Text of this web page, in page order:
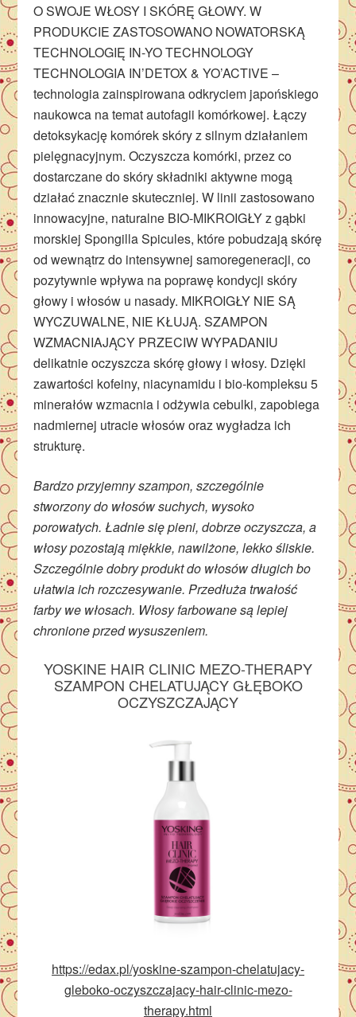
O SWOJE WŁOSY I SKÓRĘ GŁOWY. W
PRODUKCIE ZASTOSOWANO NOWATORSKĄ
TECHNOLOGIĘ IN-YO TECHNOLOGY
TECHNOLOGIA IN’DETOX & YO’ACTIVE –
technologia zainspirowana odkryciem japońskiego
naukowca na temat autofagii komórkowej. Łączy
detoksykację komórek skóry z silnym działaniem
pielęgnacyjnym. Oczyszcza komórki, przez co
dostarczane do skóry składniki aktywne mogą
działać znacznie skuteczniej. W linii zastosowano
innowacyjne, naturalne BIO-MIKROIGŁY z gąbki
morskiej Spongilla Spicules, które pobudzają skórę
od wewnątrz do intensywnej samoregeneracji, co
pozytywnie wpływa na poprawę kondycji skóry
głowy i włosów u nasady. MIKROIGŁY NIE SĄ
WYCZUWALNE, NIE KŁUJĄ. SZAMPON
WZMACNIAJĄCY PRZECIW WYPADANIU
delikatnie oczyszcza skórę głowy i włosy. Dzięki
zawartości kofeiny, niacynamidu i bio-kompleksu 5
minerałów wzmacnia i odżywia cebulki, zapobiega
nadmiernej utracie włosów oraz wygładza ich
strukturę.
Bardzo przyjemny szampon, szczególnie
stworzony do włosów suchych, wysoko
porowatych. Ładnie się pieni, dobrze oczyszcza, a
włosy pozostają miękkie, nawilżone, lekko śliskie.
Szczególnie dobry produkt do włosów długich bo
ułatwia ich rozczesywanie. Przedłuża trwałość
farby we włosach. Włosy farbowane są lepiej
chronione przed wysuszeniem.
YOSKINE HAIR CLINIC MEZO-THERAPY
SZAMPON CHELATUJĄCY GŁĘBOKO
OCZYSZCZAJĄCY
https://edax.pl/yoskine-szampon-chelatujacy-
gleboko-oczyszczajacy-hair-clinic-mezo-
therapy.html